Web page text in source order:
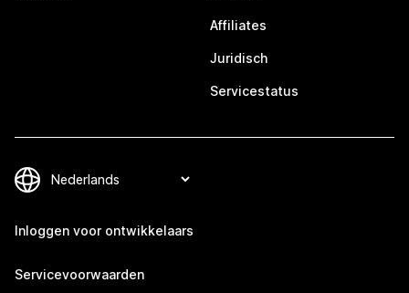
Affiliates
Juridisch
Servicestatus
Inloggen voor ontwikkelaars
Servicevoorwaarden